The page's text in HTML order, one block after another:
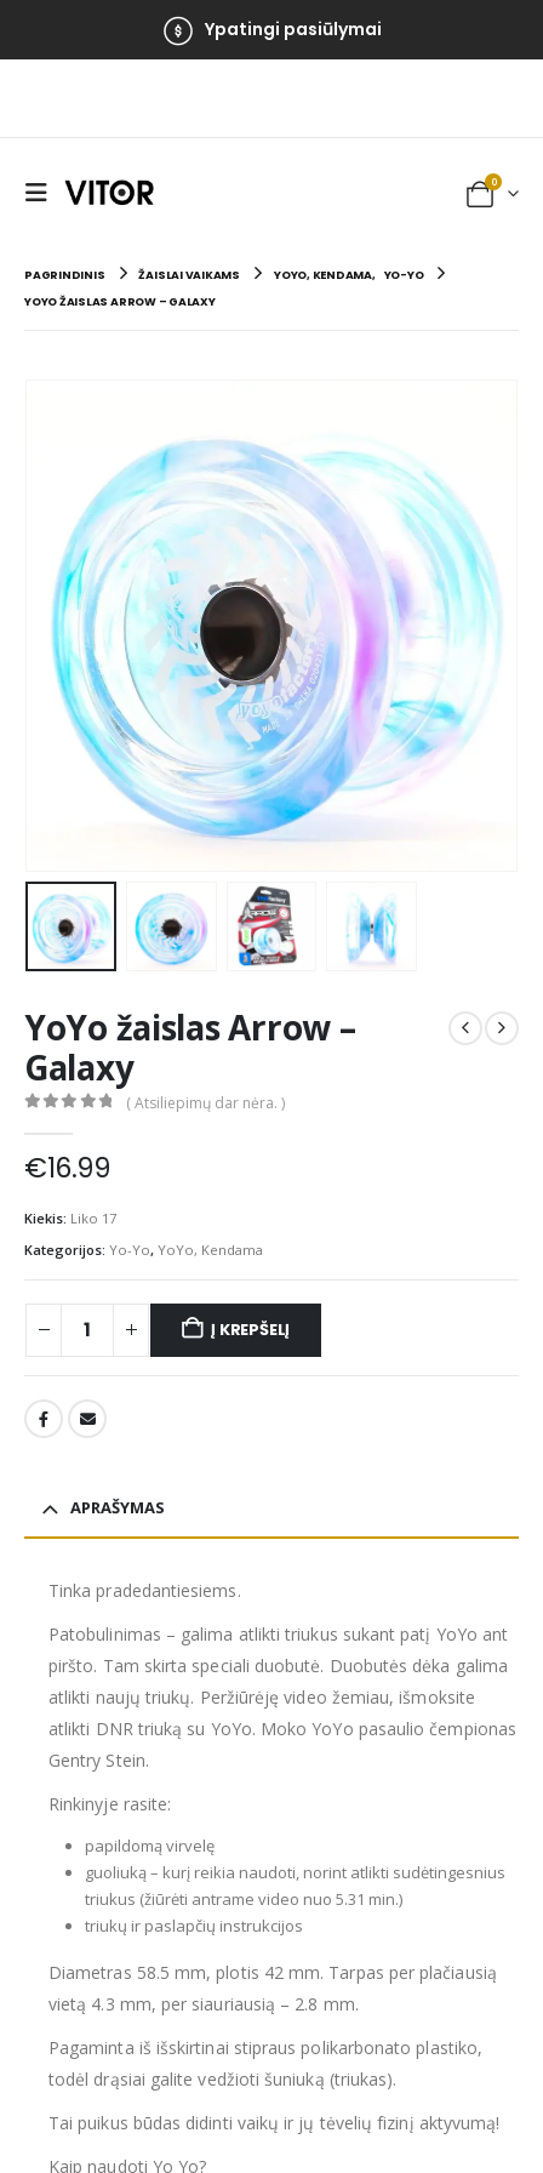
Ypatingi pasiūlymai
0
PAGRINDINIS ŽAISLAI VAIKAMS YOYO, KENDAMA, YO-YO
YOYO ŽAISLAS ARROW – GALAXY
YoYo žaislas Arrow –
Galaxy
( Atsiliepimų dar nėra. )
€16.99
Kiekis: Liko 17
Kategorijos: Yo-Yo, YoYo, Kendama
Į KREPŠELĮ
APRAŠYMAS
Tinka pradedantiesiems.
Patobulinimas – galima atlikti triukus sukant patį YoYo ant
piršto. Tam skirta speciali duobutė. Duobutės dėka galima
atlikti naujų triukų. Peržiūrėję video žemiau, išmoksite
atlikti DNR triuką su YoYo. Moko YoYo pasaulio čempionas
Gentry Stein.
Rinkinyje rasite:
papildomą virvelę
guoliuką – kurį reikia naudoti, norint atlikti sudėtingesnius
triukus (žiūrėti antrame video nuo 5.31 min.)
triukų ir paslapčių instrukcijos
Diametras 58.5 mm, plotis 42 mm. Tarpas per plačiausią
vietą 4.3 mm, per siauriausią – 2.8 mm.
Pagaminta iš išskirtinai stipraus polikarbonato plastiko,
todėl drąsiai galite vedžioti šuniuką (triukas).
Tai puikus būdas didinti vaikų ir jų tėvelių fizinį aktyvumą!
Kaip naudoti Yo Yo?